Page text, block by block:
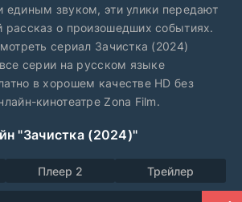
единым звуком, эти улики передают
рассказ о произошедших событиях.
сериал Зачистка (2024)
серии на русском языке
в хорошем качестве HD без
кинотеатре Zona Film.
"Зачистка (2024)"
Плеер 2 Трейлер